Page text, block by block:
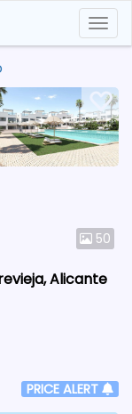
50
Alicante
PRICE ALERT